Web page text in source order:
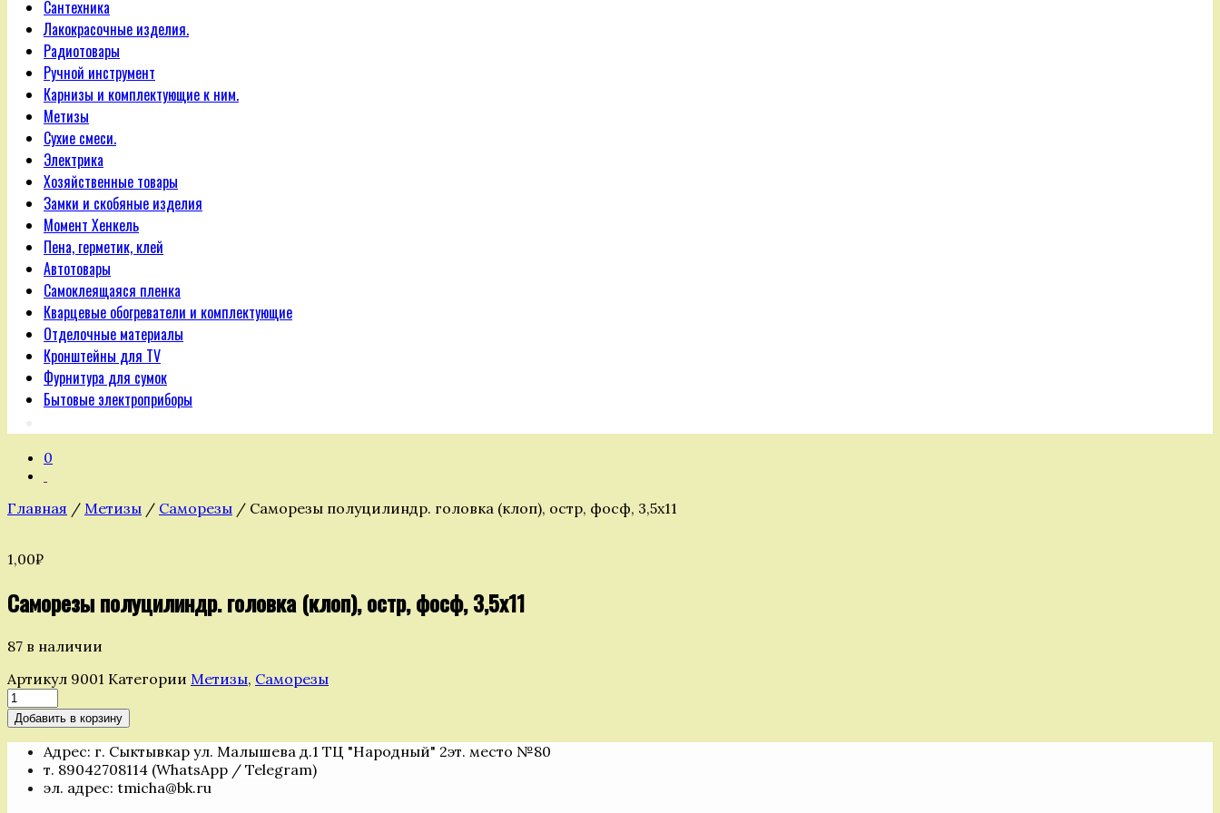
Сантехника
Лакокрасочные изделия.
Радиотовары
Ручной инструмент
Карнизы и комплектующие к ним.
Метизы
Сухие смеси.
Электрика
Хозяйственные товары
Замки и скобяные изделия
Момент Хенкель
Пена, герметик, клей
Автотовары
Самоклеящаяся пленка
Кварцевые обогреватели и комплектующие
Отделочные материалы
Кронштейны для TV
Фурнитура для сумок
Бытовые электроприборы
0
Главная / Метизы / Саморезы / Саморезы полуцилиндр. головка (клоп), остр, фосф, 3,5х11
1,00₽
Саморезы полуцилиндр. головка (клоп), остр, фосф, 3,5х11
87 в наличии
Артикул 9001 Категории Метизы, Саморезы
Количество
товара
Саморезы
полуцилиндр.
головка
(клоп),
Добавить в корзину
Адрес: г. Сыктывкар ул. Малышева д.1 ТЦ "Народный" 2эт. место №80
т. 89042708114 (WhatsApp / Telegram)
эл. адрес: tmicha@bk.ru